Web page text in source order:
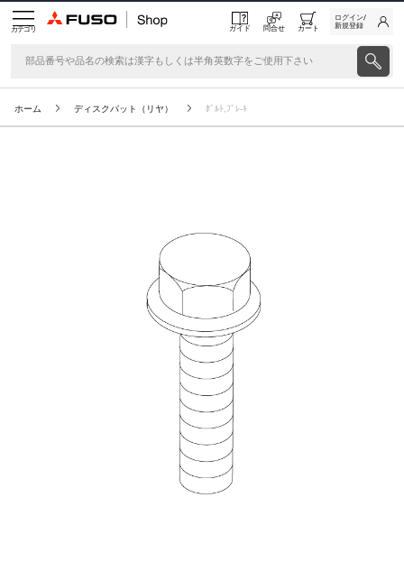
カテゴリ ガイド 問合せ カート
ログイン/
新規登録
ホーム ディスクパット（リヤ） ﾎﾞﾙﾄ,ﾌﾞﾚ-ｷ